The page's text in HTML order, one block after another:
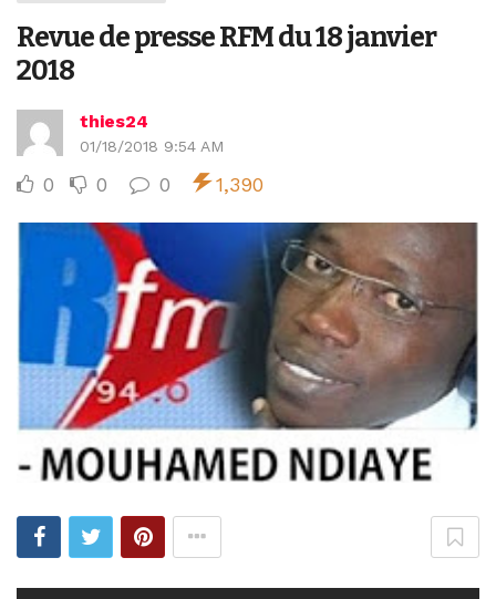
Revue de presse RFM du 18 janvier
2018
thies24
01/18/2018 9:54 AM
0 0 0 1,390